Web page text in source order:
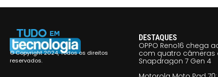
© Copyright 2024, Todos os direitos
reservados.
DESTAQUES
OPPO Reno16 chega
com quatro câmeras
Snapdragon 7 Gen 4